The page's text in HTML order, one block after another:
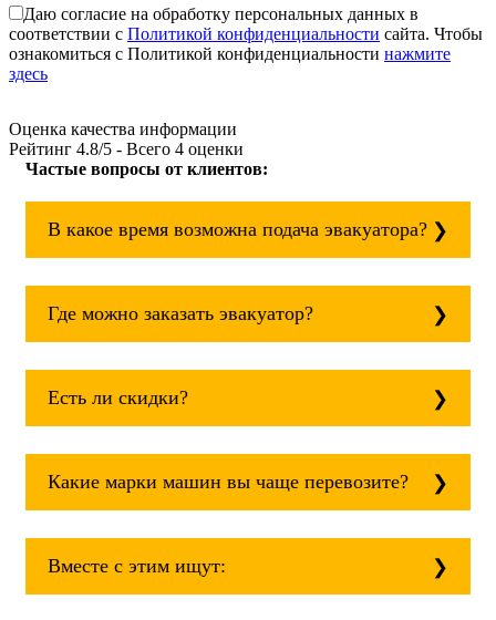
Даю согласие на обработку персональных данных в
соответствии с Политикой конфиденциальности сайта. Чтобы
ознакомиться с Политикой конфиденциальности нажмите
здесь
Оценка качества информации
Рейтинг 4.8/5 - Всего 4 оценки
Частые вопросы от клиентов:
В какое время возможна подача эвакуатора?
время. эвакуатор десногорск всегда рядом!
Где можно заказать эвакуатор?
на любое расстояние звоните
Есть ли скидки?
можно получить дешево и быстро
Какие марки машин вы чаще перевозите?
isuzu;
Вместе с этим ищут: